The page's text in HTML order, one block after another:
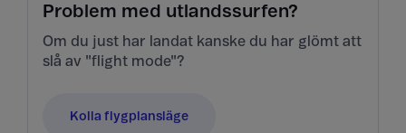
Problem med utlandssurfen?
Om du just har landat kanske du har glömt att
slå av "flight mode"?
Kolla flygplansläge